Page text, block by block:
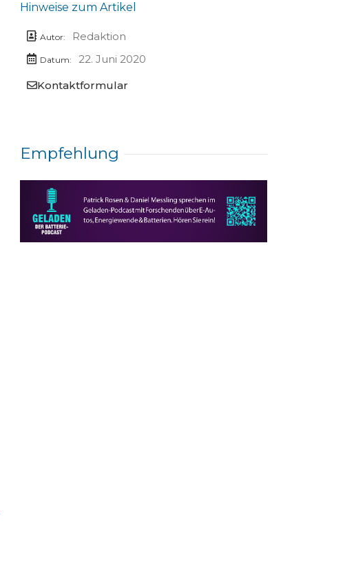
Hinweise zum Artikel
Autor: Redaktion
Datum:
22. Juni 2020
Kontaktformular
Empfehlung